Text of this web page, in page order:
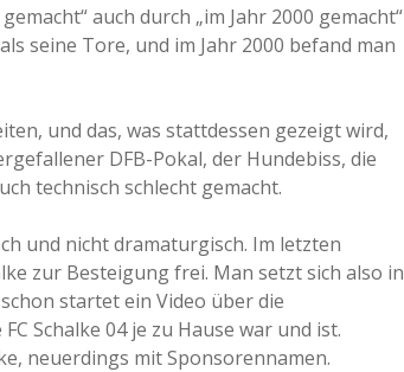
auch durch „im Jahr 2000 gemacht“
seine Tore, und im Jahr 2000 befand man
und das, was stattdessen gezeigt wird,
DFB-Pokal, der Hundebiss, die
technisch schlecht gemacht.
und nicht dramaturgisch. Im letzten
zur Besteigung frei. Man setzt sich also in
startet ein Video über die
Schalke 04 je zu Hause war und ist.
neuerdings mit Sponsorennamen.